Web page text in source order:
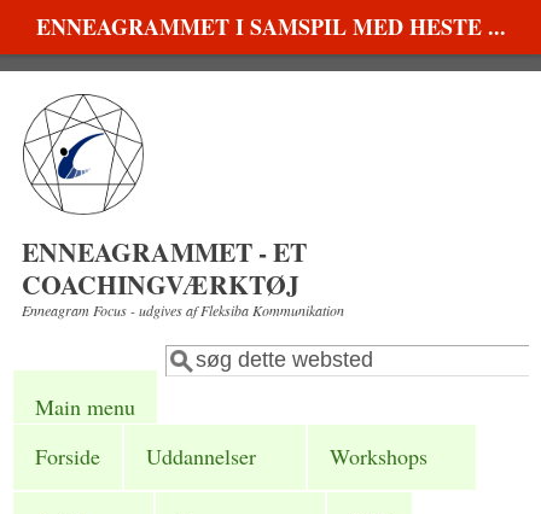
Gå til hovedindhold
ENNEAGRAMMET I SAMSPIL MED HESTE ...
ENNEAGRAMMET - ET
COACHINGVÆRKTØJ
Enneagram Focus - udgives af Fleksiba Kommunikation
Søgefelt
Søg
Main menu
Forside
Uddannelser Workshops